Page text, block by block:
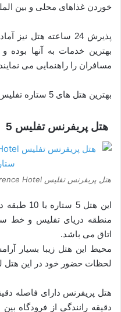
خوردن غذاهای محلی و بین
پذیرش 24 ساعته هتل
بهترین خدمات به آنها بوده
مسافران را راهنمایی می
بهترین هتل های 5 ستاره تفلیس در قاره پیما
هتل پریفرنس تفلیس 5 ستاره Preference Hotel
هتل پریفرنس تفلیس Preference Hotel – لیست هتل های 5 ستاره تفلیس
این هتل
اتاق می باشد.
محیط این هتل زیبا بسیار
لحظات حضور خود در این هتل